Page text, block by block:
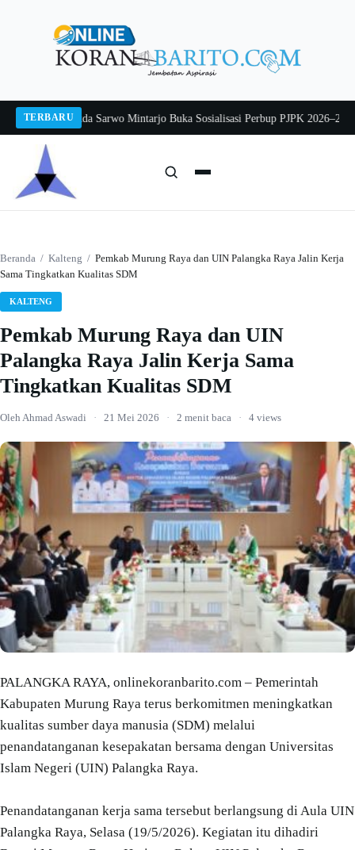
TERBARU
2026Pj Sekda Sarwo Mintarjo Buka Sosialisasi Perbup PJPK 2026–2030
Beranda / Kalteng / Pemkab Murung Raya dan UIN Palangka Raya Jalin Kerja
Sama Tingkatkan Kualitas SDM
KALTENG
Pemkab Murung Raya dan UIN
Palangka Raya Jalin Kerja Sama
Tingkatkan Kualitas SDM
Oleh Ahmad Aswadi · 21 Mei 2026 · 2 menit baca · 4 views
PALANGKA RAYA, onlinekoranbarito.com – Pemerintah
Kabupaten Murung Raya terus berkomitmen meningkatkan
kualitas sumber daya manusia (SDM) melalui
penandatanganan kesepakatan bersama dengan Universitas
Islam Negeri (UIN) Palangka Raya.
Penandatanganan kerja sama tersebut berlangsung di Aula UIN
Palangka Raya, Selasa (19/5/2026). Kegiatan itu dihadiri